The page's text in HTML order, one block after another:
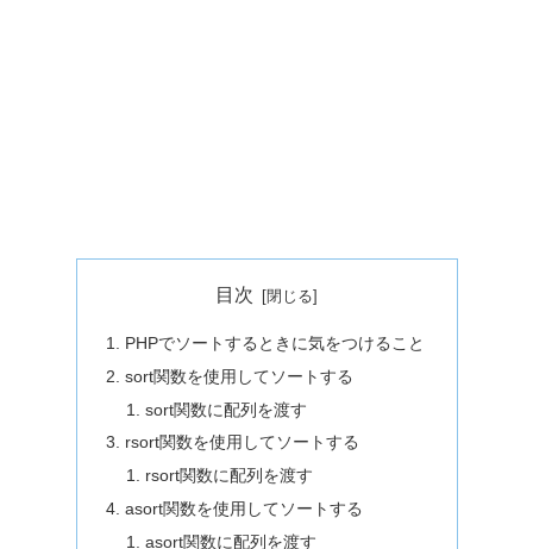
目次
PHPでソートするときに気をつけること
sort関数を使用してソートする
sort関数に配列を渡す
rsort関数を使用してソートする
rsort関数に配列を渡す
asort関数を使用してソートする
asort関数に配列を渡す